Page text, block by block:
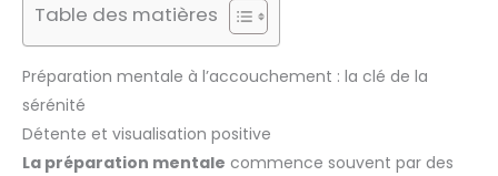
Table des matières
Préparation mentale à l’accouchement : la clé de la
sérénité
Détente et visualisation positive
La préparation mentale commence souvent par des